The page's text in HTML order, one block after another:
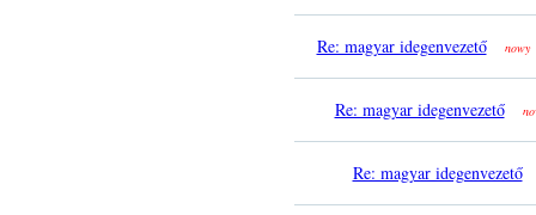
Re: magyar idegenvezető nowy
Re: magyar idegenvezető
Re: magyar idegenvezető